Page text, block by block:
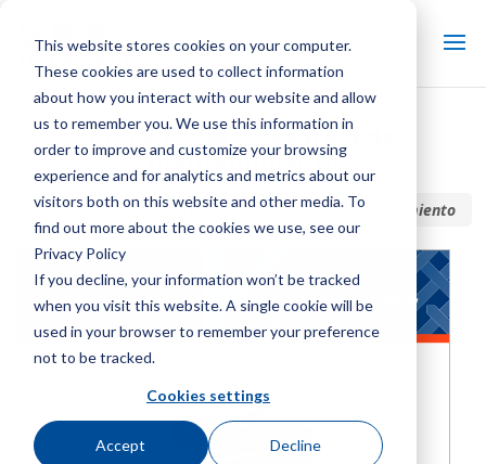
This website stores cookies on your computer.
These cookies are used to collect information
about how you interact with our website and allow
us to remember you. We use this information in
order to improve and customize your browsing
experience and for analytics and metrics about our
visitors both on this website and other media. To
find out more about the cookies we use, see our
Privacy Policy
If you decline, your information won’t be tracked
when you visit this website. A single cookie will be
used in your browser to remember your preference
not to be tracked.
Cookies settings
Accept Decline
Plataforma y pasarela de
mantenimiento
Inicio / Biblioteca /Plataforma y pasarela de mantenimiento